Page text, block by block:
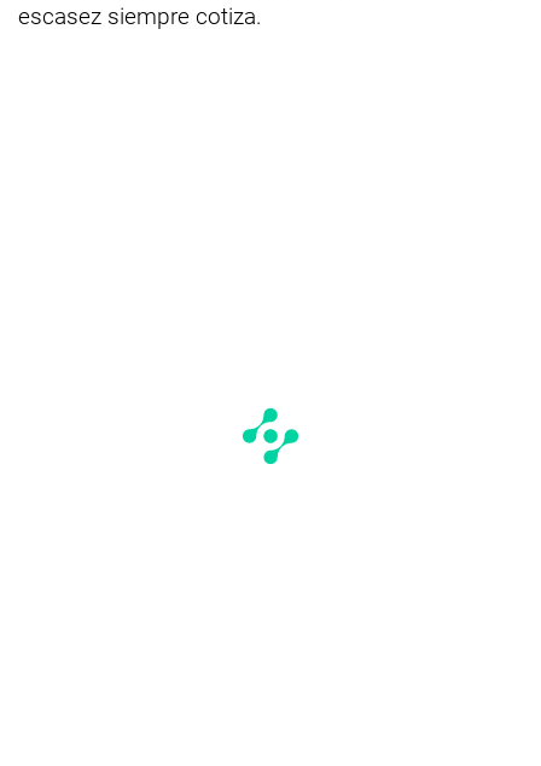
escasez siempre cotiza.